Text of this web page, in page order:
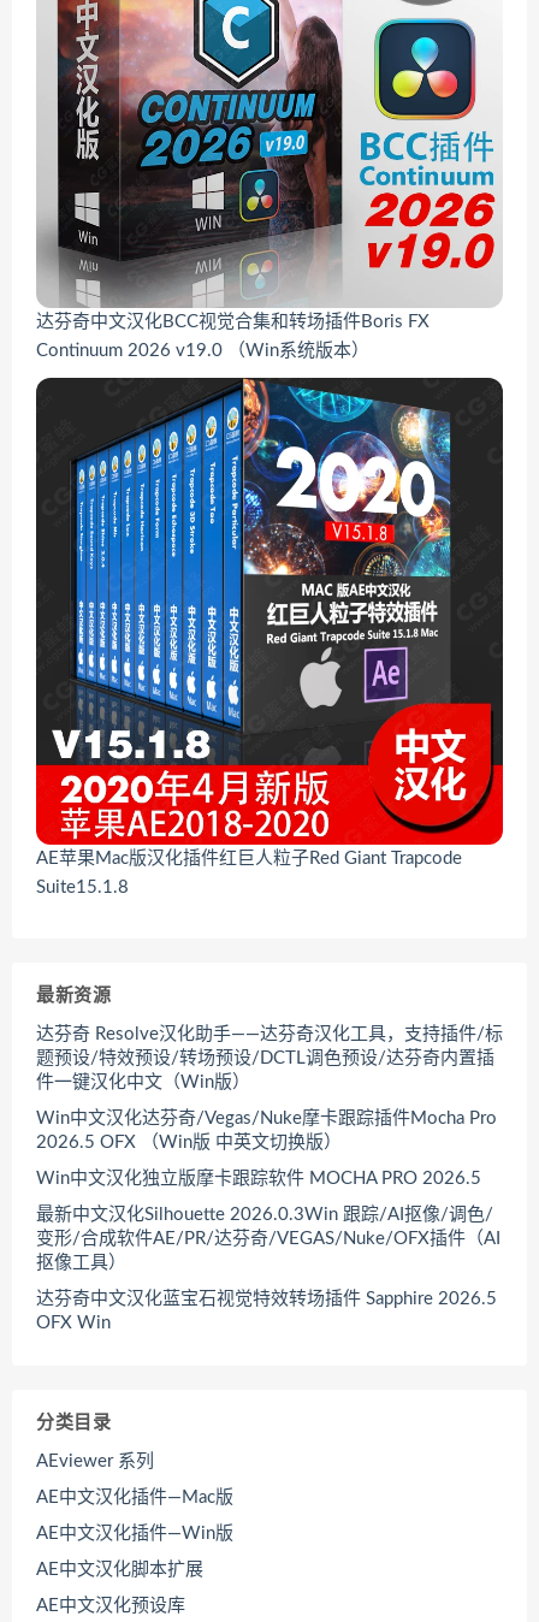
达芬奇中文汉化BCC视觉合集和转场插件Boris FX
Continuum 2026 v19.0 （Win系统版本）
AE苹果Mac版汉化插件红巨人粒子Red Giant Trapcode
Suite15.1.8
最新资源
达芬奇 Resolve汉化助手——达芬奇汉化工具，支持插件/标
题预设/特效预设/转场预设/DCTL调色预设/达芬奇内置插
件一键汉化中文（Win版）
Win中文汉化达芬奇/Vegas/Nuke摩卡跟踪插件Mocha Pro
2026.5 OFX （Win版 中英文切换版）
Win中文汉化独立版摩卡跟踪软件 MOCHA PRO 2026.5
最新中文汉化Silhouette 2026.0.3Win 跟踪/AI抠像/调色/
变形/合成软件AE/PR/达芬奇/VEGAS/Nuke/OFX插件（AI
抠像工具）
达芬奇中文汉化蓝宝石视觉特效转场插件 Sapphire 2026.5
OFX Win
分类目录
AEviewer 系列
AE中文汉化插件—Mac版
AE中文汉化插件—Win版
AE中文汉化脚本扩展
AE中文汉化预设库